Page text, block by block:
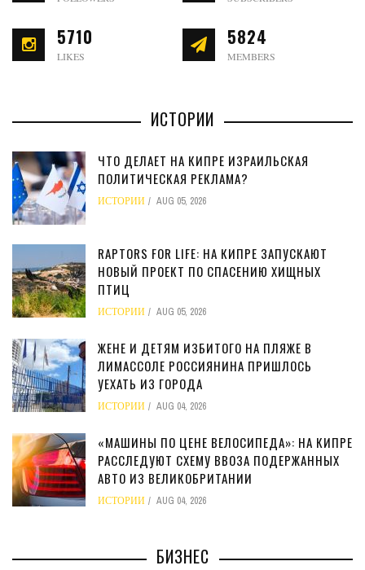
5710
LIKES
5824
MEMBERS
ИСТОРИИ
ЧТО ДЕЛАЕТ НА КИПРЕ ИЗРАИЛЬСКАЯ
ПОЛИТИЧЕСКАЯ РЕКЛАМА?
ИСТОРИИ AUG 05, 2026
RAPTORS FOR LIFE: НА КИПРЕ ЗАПУСКАЮТ
НОВЫЙ ПРОЕКТ ПО СПАСЕНИЮ ХИЩНЫХ
ПТИЦ
ИСТОРИИ AUG 05, 2026
ЖЕНЕ И ДЕТЯМ ИЗБИТОГО НА ПЛЯЖЕ В
ЛИМАССОЛЕ РОССИЯНИНА ПРИШЛОСЬ
УЕХАТЬ ИЗ ГОРОДА
ИСТОРИИ AUG 04, 2026
«МАШИНЫ ПО ЦЕНЕ ВЕЛОСИПЕДА»: НА КИПРЕ
РАССЛЕДУЮТ СХЕМУ ВВОЗА ПОДЕРЖАННЫХ
АВТО ИЗ ВЕЛИКОБРИТАНИИ
ИСТОРИИ AUG 04, 2026
БИЗНЕС